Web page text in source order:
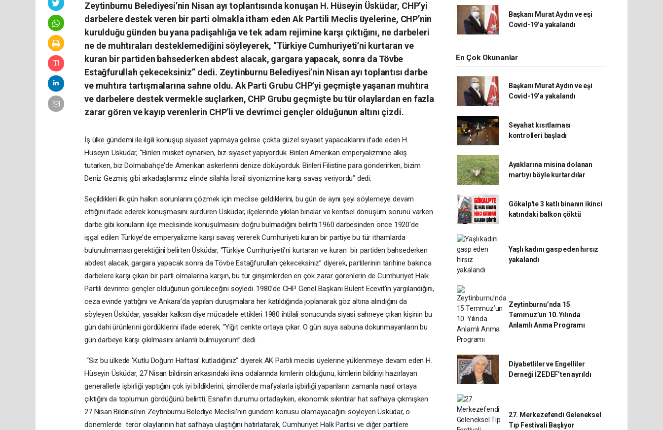
Zeytinburnu Belediyesi’nin Nisan ayı toplantısında konuşan H. Hüseyin Üsküdar, CHP’yi
darbelere destek veren bir parti olmakla itham eden Ak Partili Meclis üyelerine, CHP’nin
kurulduğu günden bu yana padişahlığa ve tek adam rejimine karşı çıktığını, ne darbeleri
ne de muhtıraları desteklemediğini söyleyerek, “Türkiye Cumhuriyeti’ni kurtaran ve
kuran bir partiden bahsederken abdest alacak, gargara yapacak, sonra da Tövbe
Estağfurullah çekeceksiniz” dedi. Zeytinburnu Belediyesi’nin Nisan ayı toplantısı darbe
ve muhtıra tartışmalarına sahne oldu. Ak Parti Grubu CHP’yi geçmişte yaşanan muhtıra
ve darbelere destek vermekle suçlarken, CHP Grubu geçmişte bu tür olaylardan en fazla
zarar gören ve kayıp verenlerin CHP’li ve devrimci gençler olduğunun altını çizdi.
İş ülke gündemi ile ilgili konuşup siyaset yapmaya gelirse çokta güzel siyaset yapacaklarını ifade eden H.
Hüseyin Üsküdar, “Birileri misket oynarken, biz siyaset yapıyorduk. Birileri Amerikan emperyalizmine alkış
tutarken, biz Dolmabahçe'de Amerikan askerlerini denize döküyorduk. Birileri Filistine para gönderirken, bizim
Deniz Gezmiş gibi arkadaşlarımız elinde silahla İsrail siyonizmine karşı savaş veriyordu” dedi.
Seçildikleri ilk gün halkın sorunlarını çözmek için meclise geldiklerini, bu gün de aynı şeyi söylemeye devam
ettiğini ifade ederek konuşmasını sürdüren Üsküdar, ilçelerinde yıkılan binalar ve kentsel dönüşüm sorunu varken
darbe gibi konuların ilçe meclisinde konuşulmasını doğru bulmadığını belirtti.1960 darbesinden önce 1920'de
işgal edilen Türkiye’de emperyalizme karşı savaş vererek Cumhuriyeti kuran bir partiye bu tür ithamlarda
bulunulmaması gerektiğini belirten Üsküdar, “Türkiye Cumhuriyeti’ni kurtaran ve kuran bir partiden bahsederken
abdest alacak, gargara yapacak sonra da Tövbe Estağfurullah çekeceksiniz” diyerek, partilerinin tarihine bakınca
darbelere karşı çıkan bir parti olmalarına karşın, bu tür girişimlerden en çok zarar görenlerin de Cumhuriyet Halk
Partili devrimci gençler olduğunun görüleceğini söyledi. 1980’de CHP Genel Başkanı Bülent Ecevit’in yargılandığını,
ceza evinde yattığını ve Ankara’da yapılan duruşmalara her katıldığında joplanarak göz altına alındığını da
söyleyen Üsküdar, yasaklar kalksın diye mücadele ettikleri 1980 ihtilali sonucunda siyasi sahneye çıkan kişinin bu
gün dahi ürünlerini gördüklerini ifade ederek, “Yiğit cenkte ortaya çıkar. O gün suya sabuna dokunmayanların bu
gün darbeye karşı çıkılmasını anlamlı bulmuyorum” dedi.
“Siz bu ülkede ‘Kutlu Doğum Haftası’ kutladığınız” diyerek AK Partili meclis üyelerine yüklenmeye devam eden H.
Hüseyin Üsküdar, 27 Nisan bildirsin arkasındaki ikna odalarında kimlerin olduğunu, kimlerin bildiriyi hazırlayan
generallerle işbirliği yaptığını çok iyi bildiklerini, şimdilerde mafyalarla işbirliği yapanların zamanla nasıl ortaya
çıktığını da toplumun gördüğünü belirtti. Esnafın durumu ortadayken, ekonomik sıkıntılar hat safhaya çıkmışken
27 Nisan Bildirisi'nin Zeytinburnu Belediye Meclisi’nin gündem konusu olamayacağını söyleyen Üsküdar, o
dönemlerde terör olaylarının hat safhaya ulaştığını hatırlatarak, Cumhuriyet Halk Partisi ve diğer partilere
Başkanı Murat Aydın ve eşi
Covid-19’a yakalandı
En Çok Okunanlar
Başkanı Murat Aydın ve eşi
Covid-19’a yakalandı
Seyahat kısıtlaması
kontrolleri başladı
Ayaklarına misina dolanan
martıyı böyle kurtardılar
Gökalp'te 3 katlı binanın ikinci
katındaki balkon çöktü
Yaşlı kadını gasp eden hırsız
yakalandı
Zeytinburnu’nda 15
Temmuz’un 10. Yılında
Anlamlı Anma Programı
Diyabetliler ve Engelliler
Derneği İZEDEF’ten ayrıldı
27. Merkezefendi Geleneksel
Tıp Festivali Başlıyor